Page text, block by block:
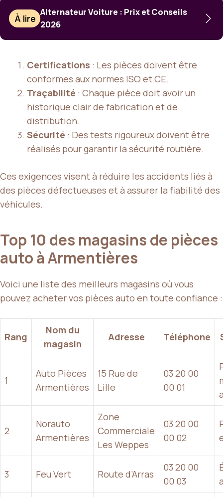
À lire
Alternateur Voiture : Prix et Conseils
2026
Certifications : Les pièces doivent être
conformes aux normes ISO et CE.
Traçabilité : Chaque pièce doit avoir un
historique clair de fabrication et de
distribution.
Sécurité : Des tests rigoureux doivent être
réalisés pour garantir la sécurité routière.
Ces exigences visent à réduire les accidents liés à
des pièces défectueuses et à assurer la fiabilité des
véhicules.
Top 10 des magasins de pièces
auto à Armentières
Voici une liste des meilleurs magasins où vous
pouvez acheter vos pièces auto en toute confiance :
Rang
Nom du
magasin
Adresse Téléphone
1
Auto Pièces
Armentières
15 Rue de
Lille
03 20 00
00 01
2
Norauto
Armentières
Zone
Commerciale
Les Weppes
03 20 00
00 02
3 Feu Vert Route d’Arras
03 20 00
00 03